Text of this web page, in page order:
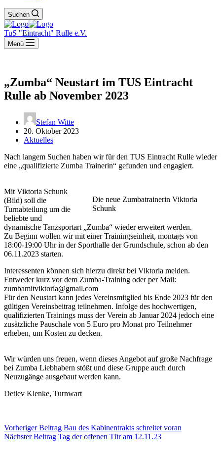
Suchen
TuS "Eintracht" Rulle e.V.
Menü
„Zumba“ Neustart im TUS Eintracht
Rulle ab November 2023
Stefan Witte
20. Oktober 2023
Aktuelles
Nach langem Suchen haben wir für den TUS Eintracht Rulle wieder
eine „qualifizierte Zumba Trainerin“ gefunden und engagiert.
Die neue Zumbatrainerin Viktoria
Schunk
Mit Viktoria Schunk
(Bild) soll die
Turnabteilung um die
beliebte und
dynamische Tanzsportart „Zumba“ wieder erweitert werden.
Zu Beginn wollen wir mit einer Trainingseinheit, montags von
18:00-19:00 Uhr in der Sporthalle der Grundschule, schon ab den
06.11.2023 starten.
Interessenten können sich hierzu direkt bei Viktoria melden.
Entweder kurz vor dem Zumba-Training oder per Mail:
zumbamitviktoria@gmail.com
Für den Neustart kann jedes Vereinsmitglied bis Ende 2023 für den
gültigen Vereinsbeitrag teilnehmen. Infolge des hochwertigen,
qualifizierten Trainings muss der Verein ab Januar 2024 jedoch eine
zusätzliche Pauschale von 5 Euro pro Monat pro Teilnehmer
erheben, um Kosten zu decken.
Wir würden uns freuen, wenn dieses Angebot auf große Nachfrage
bei Zumba Liebhabern stößt und diese Gruppe auch durch
Neuzugänge ausgebaut werden kann.
Detlev Klenke, Turnwart
VorherigerBeitrag Bau des Kabinentrakts schreitet voran
NächsterBeitrag Tag der offenen Tür am 12.11.23